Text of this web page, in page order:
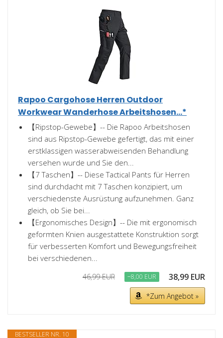
Rapoo Cargohose Herren Outdoor
Workwear Wanderhose Arbeitshosen...*
【Ripstop-Gewebe】-- Die Rapoo Arbeitshosen
sind aus Ripstop-Gewebe gefertigt, das mit einer
erstklassigen wasserabweisenden Behandlung
versehen wurde und Sie den...
【7 Taschen】-- Diese Tactical Pants für Herren
sind durchdacht mit 7 Taschen konzipiert, um
verschiedenste Ausrüstung aufzunehmen. Ganz
gleich, ob Sie bei...
【Ergonomisches Design】-- Die mit ergonomisch
geformten Knien ausgestattete Konstruktion sorgt
für verbesserten Komfort und Bewegungsfreiheit
bei verschiedenen...
46,99 EUR −8,00 EUR 38,99 EUR
*Zum Angebot »
BESTSELLER NR. 10